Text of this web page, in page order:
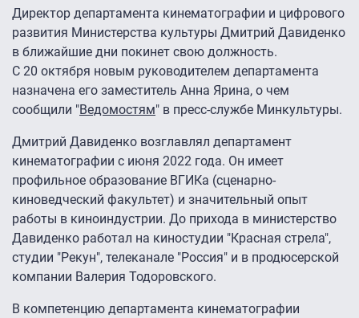
Директор департамента кинематографии и цифрового
развития Министерства культуры Дмитрий Давиденко
в ближайшие дни покинет свою должность.
С 20 октября новым руководителем департамента
назначена его заместитель Анна Ярина, о чем
сообщили "Ведомостям" в пресс-службе Минкультуры.
Дмитрий Давиденко возглавлял департамент
кинематографии с июня 2022 года. Он имеет
профильное образование ВГИКа (сценарно-
киноведческий факультет) и значительный опыт
работы в киноиндустрии. До прихода в министерство
Давиденко работал на киностудии "Красная стрела",
студии "Рекун", телеканале "Россия" и в продюсерской
компании Валерия Тодоровского.
В компетенцию департамента кинематографии